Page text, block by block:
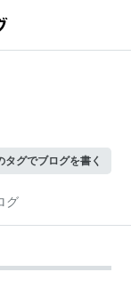
タグでブログを書く
グ